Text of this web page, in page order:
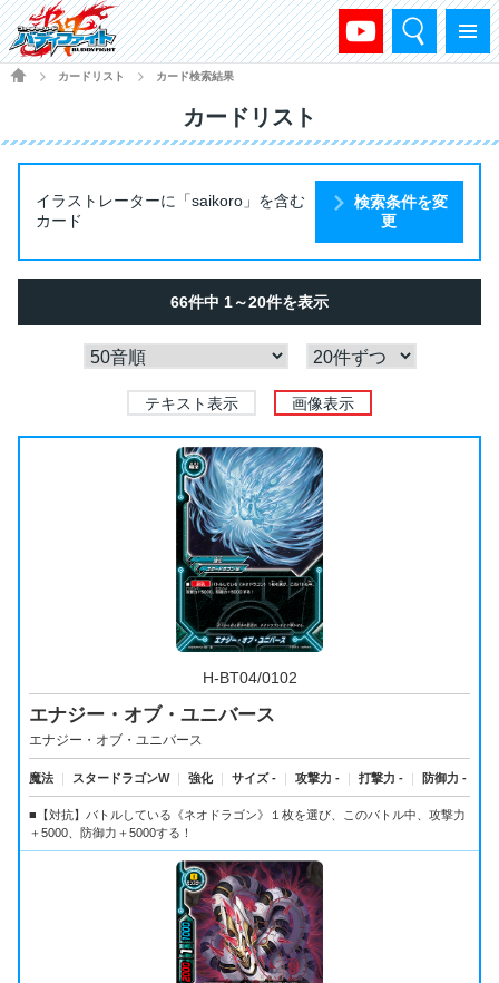
メニュー
検索
HOME
カードリスト カード検索結果
カードリスト
イラストレーターに「saikoro」を含む
カード
検索条件を変
更
66件中 1～20件を表示
テキスト表示 画像表示
H-BT04/0102
エナジー・オブ・ユニバース
エナジー・オブ・ユニバース
魔法 ｜ スタードラゴンW ｜ 強化 ｜ サイズ - ｜ 攻撃力 - ｜ 打撃力 - ｜ 防御力 -
■【対抗】バトルしている《ネオドラゴン》１枚を選び、このバトル中、攻撃力
＋5000、防御力＋5000する！